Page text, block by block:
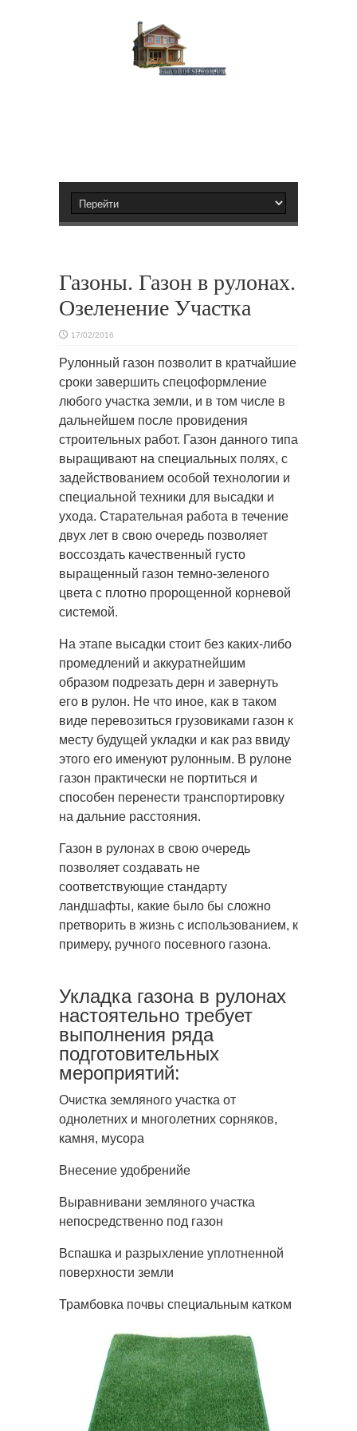
Газоны. Газон в рулонах.
Озеленение Участка
17/02/2016
Рулонный газон позволит в кратчайшие
сроки завершить спецоформление
любого участка земли, и в том числе в
дальнейшем после провидения
строительных работ. Газон данного типа
выращивают на специальных полях, с
задействованием особой технологии и
специальной техники для высадки и
ухода. Старательная работа в течение
двух лет в свою очередь позволяет
воссоздать качественный густо
выращенный газон темно-зеленого
цвета с плотно пророщенной корневой
системой.
На этапе высадки стоит без каких-либо
промедлений и аккуратнейшим
образом подрезать дерн и завернуть
его в рулон. Не что иное, как в таком
виде перевозиться грузовиками газон к
месту будущей укладки и как раз ввиду
этого его именуют рулонным. В рулоне
газон практически не портиться и
способен перенести транспортировку
на дальние расстояния.
Газон в рулонах в свою очередь
позволяет создавать не
соответствующие стандарту
ландшафты, какие было бы сложно
претворить в жизнь с использованием, к
примеру, ручного посевного газона.
Укладка газона в рулонах
настоятельно требует
выполнения ряда
подготовительных
мероприятий:
Очистка земляного участка от
однолетних и многолетних сорняков,
камня, мусора
Внесение удобренийе
Выравнивани земляного участка
непосредственно под газон
Вспашка и разрыхление уплотненной
поверхности земли
Трамбовка почвы специальным катком